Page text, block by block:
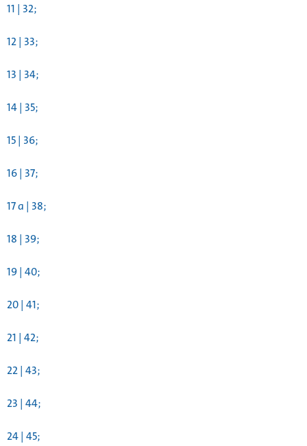
11 | 32;
12 | 33;
13 | 34;
14 | 35;
15 | 36;
16 | 37;
17 a | 38;
18 | 39;
19 | 40;
20 | 41;
21 | 42;
22 | 43;
23 | 44;
24 | 45;